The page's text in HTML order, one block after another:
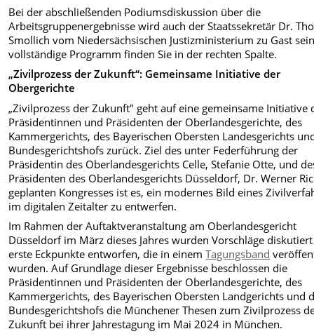
Bei der abschließenden Podiumsdiskussion über die
Arbeitsgruppenergebnisse wird auch der Staatssekretär Dr.
Smollich vom Niedersächsischen Justizministerium zu Gast
vollständige Programm finden Sie in der rechten Spalte.
„Zivilprozess der Zukunft“: Gemeinsame Initiative der
Obergerichte
„Zivilprozess der Zukunft" geht auf eine gemeinsame Initiative
Präsidentinnen und Präsidenten der Oberlandesgerichte, des
Kammergerichts, des Bayerischen Obersten Landesgerichts
Bundesgerichtshofs zurück. Ziel des unter Federführung der
Präsidentin des Oberlandesgerichts Celle, Stefanie Otte, und
Präsidenten des Oberlandesgerichts Düsseldorf, Dr. Werner
geplanten Kongresses ist es, ein modernes Bild eines
im digitalen Zeitalter zu entwerfen.
Im Rahmen der Auftaktveranstaltung am Oberlandesgericht
Düsseldorf im März dieses Jahres wurden Vorschläge
erste Eckpunkte entworfen, die in einemTagungsband
wurden. Auf Grundlage dieser Ergebnisse beschlossen die
Präsidentinnen und Präsidenten der Oberlandesgerichte, des
Kammergerichts, des Bayerischen Obersten Landgerichts und
Bundesgerichtshofs die Münchener Thesen zum Zivilprozess
Zukunft bei ihrer Jahrestagung im Mai 2024 in München.